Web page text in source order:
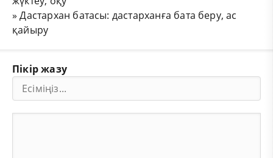
»Дастархан батасы: дастарханға бата беру, ас
қайыру
Пікір жазу